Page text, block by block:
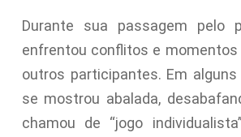
Durante sua passagem pelo
enfrentou conflitos e
outros participantes. Em
se mostrou abalada,
chamou de “jogo